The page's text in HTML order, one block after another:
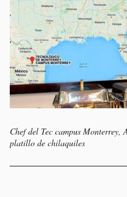
Chef del Tec campus Monterrey,
platillo de chilaquiles